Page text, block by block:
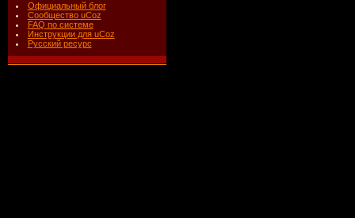
Официальный блог
Сообщество uCoz
FAQ по системе
Инструкции для uCoz
Русский ресурс